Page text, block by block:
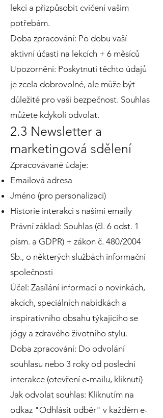
lekcí a přizpůsobit cvičení vašim
potřebám.
Doba zpracování: Po dobu vaší
aktivní účasti na lekcích + 6 měsíců
Upozornění: Poskytnutí těchto údajů
je zcela dobrovolné, ale může být
důležité pro vaši bezpečnost. Souhlas
můžete kdykoli odvolat.
2.3 Newsletter a
marketingová sdělení
Zpracovávané údaje:
Emailová adresa
Jméno (pro personalizaci)
Historie interakcí s našimi emaily
Právní základ: Souhlas (čl. 6 odst. 1
písm. a GDPR) + zákon č. 480/2004
Sb., o některých službách informační
společnosti
Účel: Zasílání informací o novinkách,
akcích, speciálních nabídkách a
inspirativního obsahu týkajícího se
jógy a zdravého životního stylu.
Doba zpracování: Do odvolání
souhlasu nebo 3 roky od poslední
interakce (otevření e-mailu, kliknutí)
Jak odvolat souhlas: Kliknutím na
odkaz "Odhlásit odběr" v každém e-